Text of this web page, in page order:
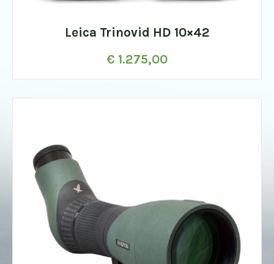
Leica Trinovid HD 10×42
€ 1.275,00